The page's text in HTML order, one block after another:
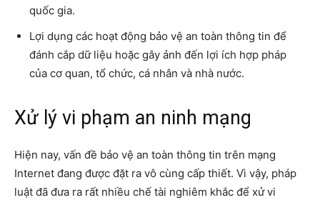
quốc gia.
Lợi dụng các hoạt động bảo vệ an toàn thông tin để
đánh cắp dữ liệu hoặc gây ảnh đến lợi ích hợp pháp
của cơ quan, tổ chức, cá nhân và nhà nước.
Xử lý vi phạm an ninh mạng
Hiện nay, vấn đề bảo vệ an toàn thông tin trên mạng
Internet đang được đặt ra vô cùng cấp thiết. Vì vậy, pháp
luật đã đưa ra rất nhiều chế tài nghiêm khắc để xử vi